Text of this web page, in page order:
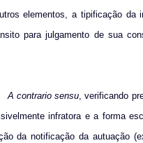
elementos, a tipificação
para julgamento de sua
A contrario sensu , verificando
infratora e a forma
da notificação da autuação